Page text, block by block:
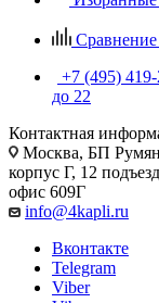
Сравнение
+7 (495)
до 22
Контактная
Москва, БП
корпус Г, 12
офис 609Г
info@4kapli.ru
Вконтакте
Telegram
Viber